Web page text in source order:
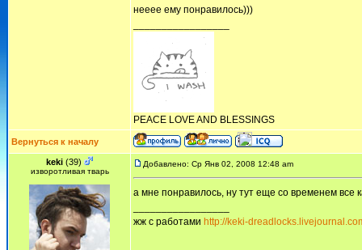
нееее ему понравилось)))
PEACE LOVE AND BLESSINGS
Вернуться к началу
keki (39)
изворотливая тварь
Добавлено: Ср Янв 02, 2008 12:48 am
а мне понравилось, ну тут еще со временем все
жж с работами http://keki-